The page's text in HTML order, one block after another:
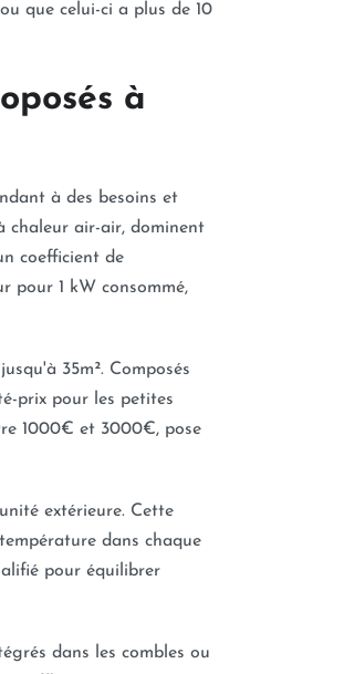
que celui-ci a plus de 10
à
à des besoins et
chaleur air-air, dominent
coefficient de
pour 1 kW consommé,
35m². Composés
prix pour les petites
1000€ et 3000€, pose
extérieure. Cette
dans chaque
pour équilibrer
dans les combles ou